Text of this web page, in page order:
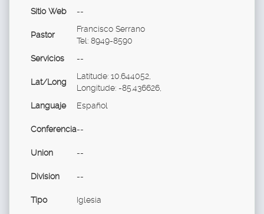
Sitio Web --
Pastor
Francisco Serrano
Tel: 8949-8590
Servicios
--
Lat/Long
Latitude: 10.644052,
Longitude: -85.436626,
Languaje
Español
Conferencia--
Union --
Division --
Tipo Iglesia